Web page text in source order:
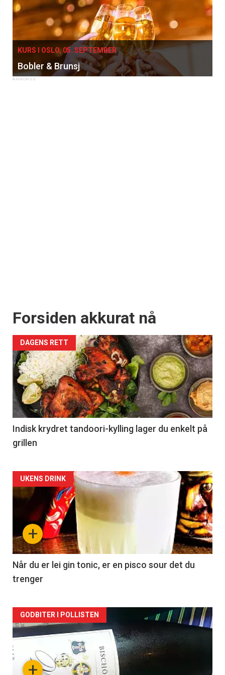
KURS I OSLO, 05. SEPTEMBER
Bobler & Brunsj
Forsiden akkurat nå
DAGENS RETT
Indisk krydret tandoori-kylling lager du enkelt på
grillen
Forsiden
akkurat
nå
-
2
+
UKENS DRINK
Når du er lei gin tonic, er en pisco sour det du
trenger
Forsiden
akkurat
nå+
GODBITER I POLLISTEN